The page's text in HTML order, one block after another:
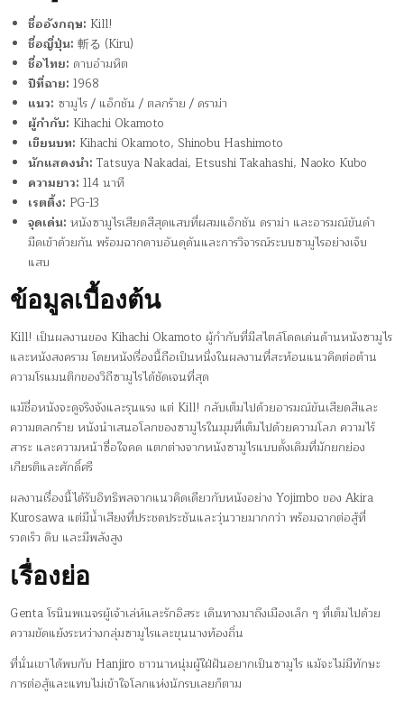
ชื่ออังกฤษ: Kill!
ชื่อญี่ปุ่น: 斬る (Kiru)
ชื่อไทย: ดาบอำมหิต
ปีที่ฉาย: 1968
แนว: ซามูไร / แอ็กชัน / ตลกร้าย / ดราม่า
ผู้กำกับ: Kihachi Okamoto
เขียนบท: Kihachi Okamoto, Shinobu Hashimoto
นักแสดงนำ: Tatsuya Nakadai, Etsushi Takahashi, Naoko Kubo
ความยาว: 114 นาที
เรตติ้ง: PG-13
จุดเด่น: หนังซามูไรเสียดสีสุดแสบที่ผสมแอ็กชัน ดราม่า และอารมณ์ขันดำ
มืดเข้าด้วยกัน พร้อมฉากดาบอันดุดันและการวิจารณ์ระบบซามูไรอย่างเจ็บ
แสบ
ข้อมูลเบื้องต้น
Kill! เป็นผลงานของ Kihachi Okamoto ผู้กำกับที่มีสไตล์โดดเด่นด้านหนังซามูไร
และหนังสงคราม โดยหนังเรื่องนี้ถือเป็นหนึ่งในผลงานที่สะท้อนแนวคิดต่อต้าน
ความโรแมนติกของวิถีซามูไรได้ชัดเจนที่สุด
แม้ชื่อหนังจะดูจริงจังและรุนแรง แต่ Kill! กลับเต็มไปด้วยอารมณ์ขันเสียดสีและ
ความตลกร้าย หนังนำเสนอโลกของซามูไรในมุมที่เต็มไปด้วยความโลภ ความไร้
สาระ และความหน้าซื่อใจคด แตกต่างจากหนังซามูไรแบบดั้งเดิมที่มักยกย่อง
เกียรติและศักดิ์ศรี
ผลงานเรื่องนี้ได้รับอิทธิพลจากแนวคิดเดียวกับหนังอย่าง Yojimbo ของ Akira
Kurosawa แต่มีน้ำเสียงที่ประชดประชันและวุ่นวายมากกว่า พร้อมฉากต่อสู้ที่
รวดเร็ว ดิบ และมีพลังสูง
เรื่องย่อ
Genta โรนินพเนจรผู้เจ้าเล่ห์และรักอิสระ เดินทางมาถึงเมืองเล็ก ๆ ที่เต็มไปด้วย
ความขัดแย้งระหว่างกลุ่มซามูไรและขุนนางท้องถิ่น
ที่นั่นเขาได้พบกับ Hanjiro ชาวนาหนุ่มผู้ใฝ่ฝันอยากเป็นซามูไร แม้จะไม่มีทักษะ
การต่อสู้และแทบไม่เข้าใจโลกแห่งนักรบเลยก็ตาม